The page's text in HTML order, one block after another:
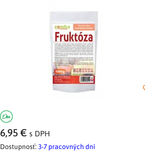
6,95 € s DPH
Dostupnosť: 3-7 pracovných dní